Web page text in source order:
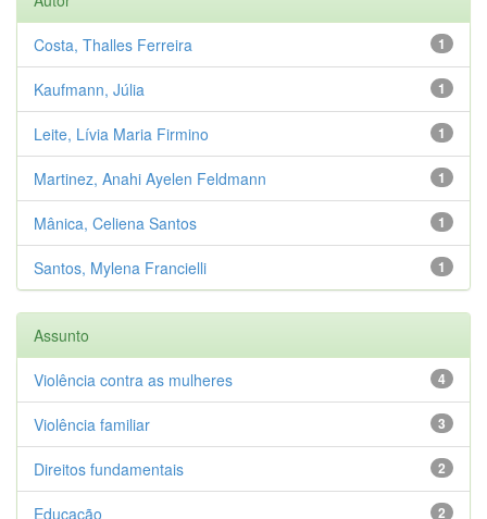
1
Costa, Thalles Ferreira
1
Kaufmann, Júlia
1
Leite, Lívia Maria Firmino
1
Martinez, Anahi Ayelen Feldmann
1
Mânica, Celiena Santos
1
Santos, Mylena Francielli
Assunto
4
Violência contra as mulheres
3
Violência familiar
2
Direitos fundamentais
2
Educação